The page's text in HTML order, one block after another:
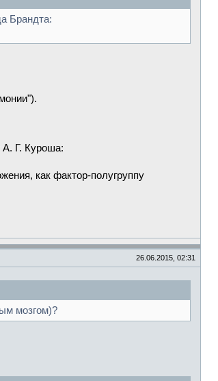
Брандта:
А. Г. Куроша:
как фактор-полугруппу
26.06.2015, 02:31
мозгом)?